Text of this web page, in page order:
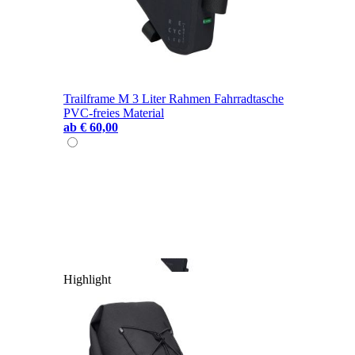
Trailframe M 3 Liter Rahmen Fahrradtasche
PVC-freies Material
ab € 60,00
Highlight